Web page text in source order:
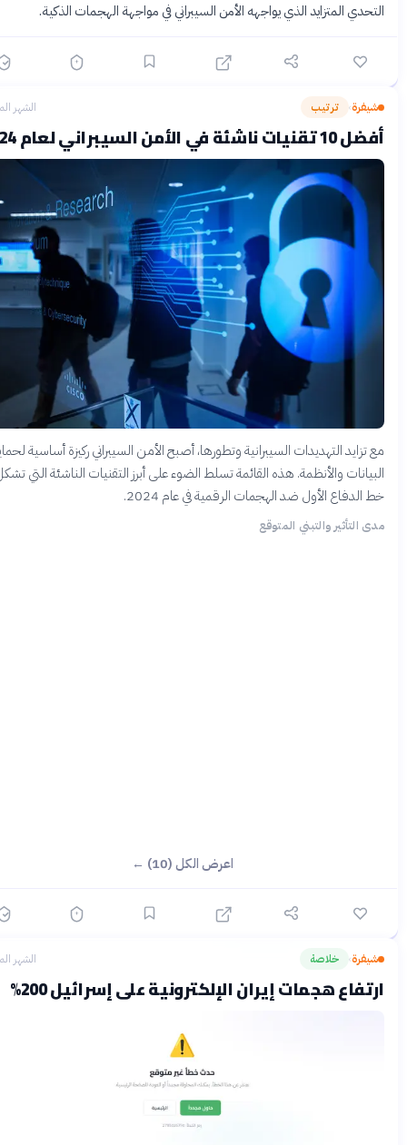
المتزايد الذي يواجهه الأمن السيبراني في مواجهة الهجمات الذكية.
› ترتيب الشهر الماضي
في الأمن السيبراني لعام 2024
التهديدات السيبرانية وتطورها، أصبح الأمن السيبراني ركيزة أساسية لحماية
والأنظمة. هذه القائمة تسلط الضوء على أبرز التقنيات الناشئة التي تشكل
الأول ضد الهجمات الرقمية في عام 2024.
التأثير والتبني المتوقع
اعرض الكل (10) ←
› خلاصة الشهر الماضي
هجمات إيران الإلكترونية على إسرائيل 200%